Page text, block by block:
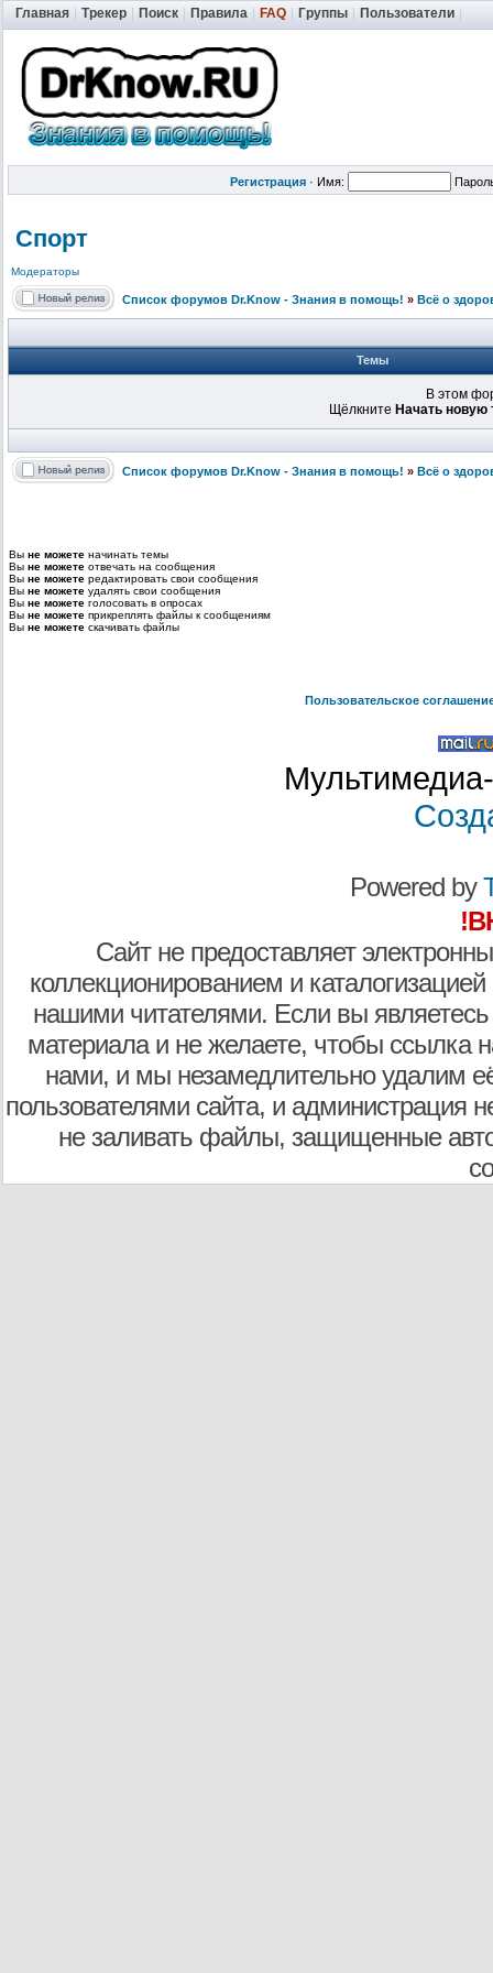
Главная Трекер Поиск Правила FAQ Группы Пользователи
Регистрация · Имя:
Спорт
Модераторы
Список форумов Dr.Know - Знания в помощь! » Всё о
Темы
В этом
Щёлкните Начать новую
Список форумов Dr.Know - Знания в помощь! » Всё о
Вы не можете начинать темы
Вы не можете отвечать на сообщения
Вы не можете редактировать свои сообщения
Вы не можете удалять свои сообщения
Вы не можете голосовать в опросах
Вы не можете прикреплять файлы к сообщениям
Вы не можете скачивать файлы
Пользовательское
Powered by
Сайт не предоставляет
коллекционированием и
нашими читателями. Если вы являетесь
материала и не желаете, чтобы ссылка
нами, и мы незамедлительно удалим
пользователями сайта, и администрация
не заливать файлы, защищенные